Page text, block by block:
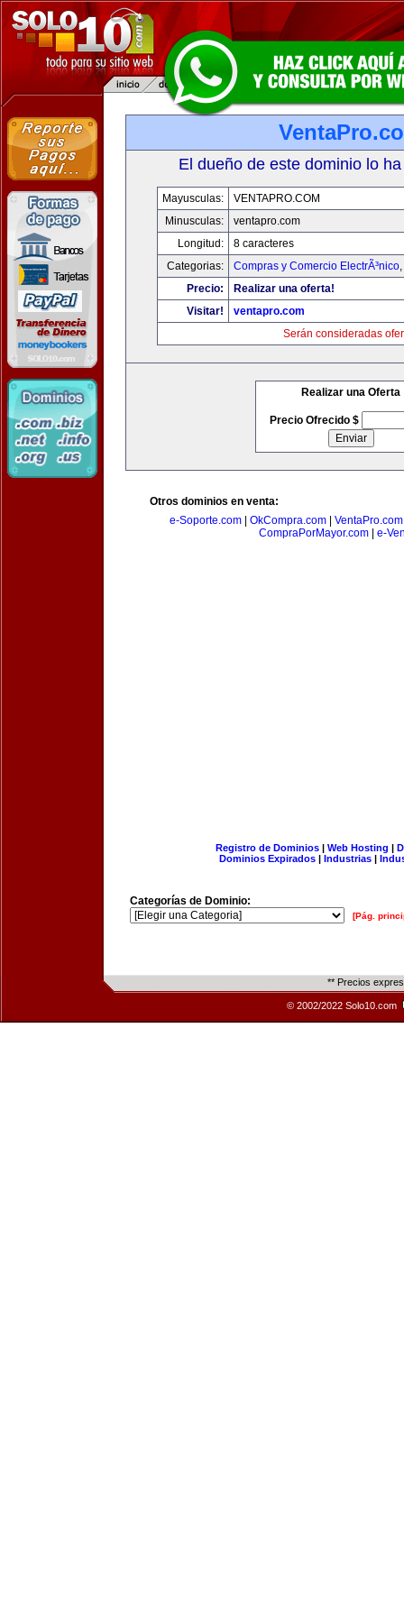
El dueño de este dominio lo
Mayusculas:
VENTAPRO.COM
Minusculas:
ventapro.com
Longitud:
8 caracteres
Categorias:
Compras y Comercio ElectrÃ³nico,
Precio:
Realizar una oferta!
Visitar!
ventapro.com
Serán consideradas
Realizar una Oferta
Precio Ofrecido $
Otros dominios en venta:
e-Soporte.com
OkCompra.com VentaPro.com
CompraPorMayor.com| e-
Registro de Dominios| Web Hosting |
Dominios Expirados | Industrias |
Categorías de Dominio:
[Pág.
** Precios
© 2002/2022 Solo10.com